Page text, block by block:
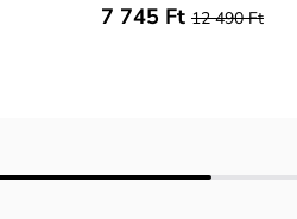
7 745 Ft 12 490 Ft